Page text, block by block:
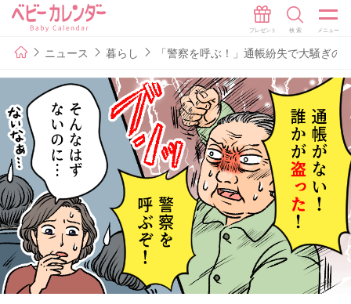
ニュース 暮らし 「警察を呼ぶ！」通帳紛失で大騒ぎ